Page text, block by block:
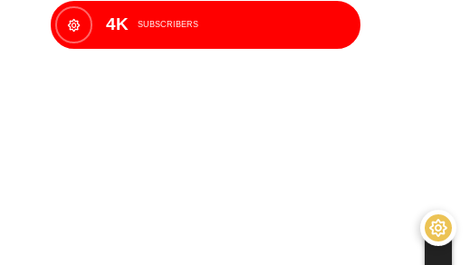
4K SUBSCRIBERS